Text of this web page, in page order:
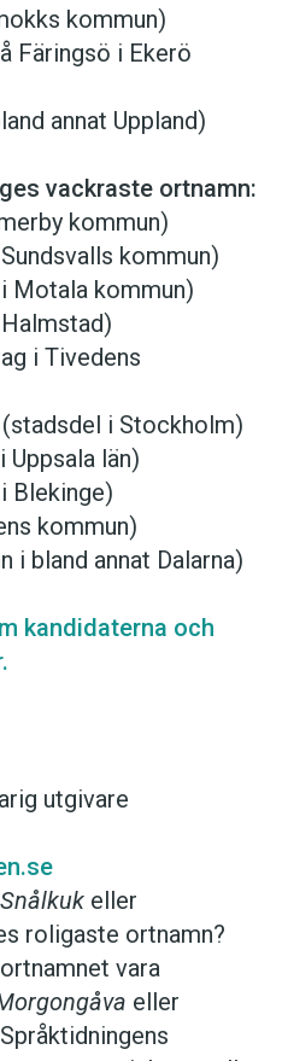
kommun)
Färingsö i Ekerö
annat Uppland)
vackraste ortnamn:
kommun)
kommun)
Motala kommun)
i Tivedens
i Stockholm)
län)
Blekinge)
kommun)
i bland annat Dalarna)
kandidaterna och
utgivare
Snålkuk eller
roligaste ortnamn?
vara
eller